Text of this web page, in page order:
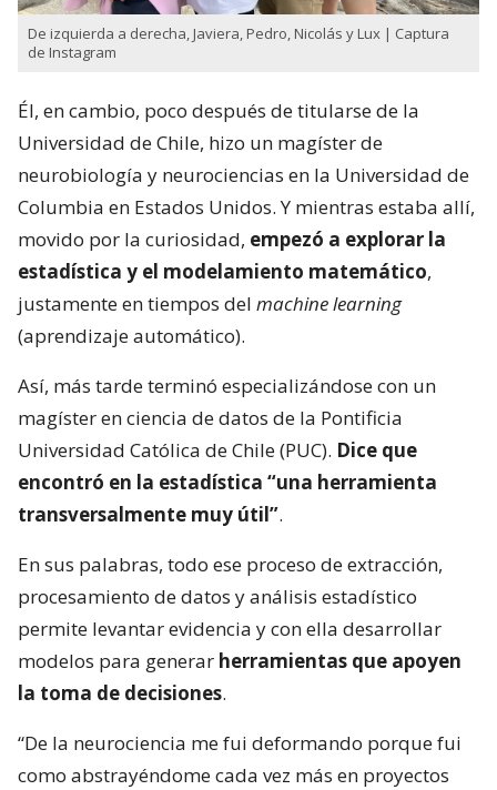
De izquierda a derecha, Javiera, Pedro, Nicolás y Lux | Captura
de Instagram
Él, en cambio, poco después de titularse de la
Universidad de Chile, hizo un magíster de
neurobiología y neurociencias en la Universidad de
Columbia en Estados Unidos. Y mientras estaba allí,
movido por la curiosidad, empezó a explorar la
estadística y el modelamiento matemático,
justamente en tiempos del machine learning
(aprendizaje automático).
Así, más tarde terminó especializándose con un
magíster en ciencia de datos de la Pontificia
Universidad Católica de Chile (PUC). Dice que
encontró en la estadística “una herramienta
transversalmente muy útil”.
En sus palabras, todo ese proceso de extracción,
procesamiento de datos y análisis estadístico
permite levantar evidencia y con ella desarrollar
modelos para generar herramientas que apoyen
la toma de decisiones.
“De la neurociencia me fui deformando porque fui
como abstrayéndome cada vez más en proyectos